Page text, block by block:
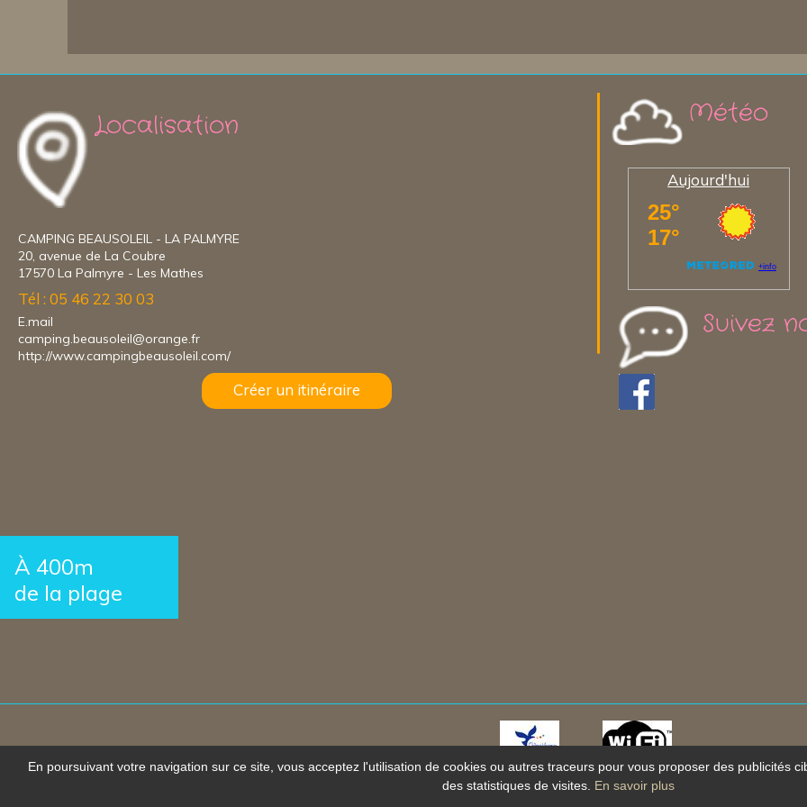
Localisation
CAMPING BEAUSOLEIL - LA PALMYRE
20, avenue de La Coubre
17570 La Palmyre - Les Mathes
Tél : 05 46 22 30 03
E.mail
camping.beausoleil@orange.fr
http://www.campingbeausoleil.com/
Créer un itinéraire
Météo
Aujourd'hui
Suivez
À 400m
de la plage
Mentions légales- Plan du site
Protection des données
Création et référencement Site internet E-comouest - La Palmyre - Les
En poursuivant votre navigation sur ce site, vous acceptez l'utilisation de cookies ou autres traceurs pour vous proposer des publicités
des statistiques de visites. En savoir plus